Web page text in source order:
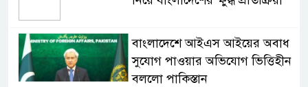
বাংলাদেশে আইএস আইয়ের অবাধ
সুযোগ পাওয়ার অভিযোগ ভিত্তিহীন
বললো পাকিস্তান